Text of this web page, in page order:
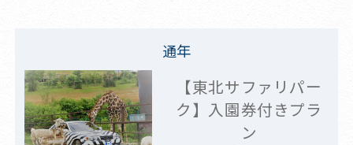
通年
【東北サファリパー
ク】入園券付きプラ
ン